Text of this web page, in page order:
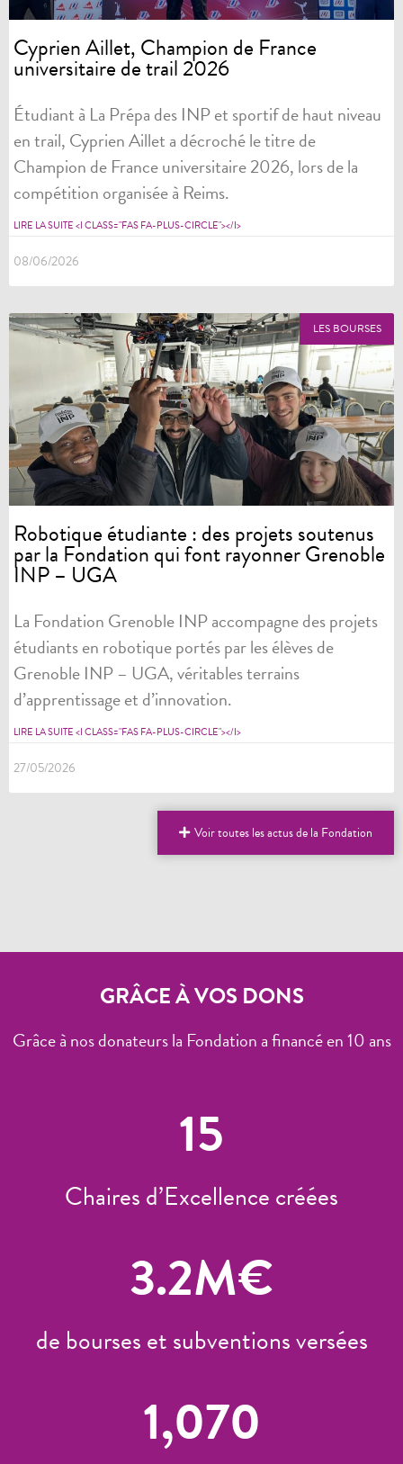
Cyprien Aillet, Champion de France
universitaire de trail 2026
Étudiant à La Prépa des INP et sportif de haut niveau
en trail, Cyprien Aillet a décroché le titre de
Champion de France universitaire 2026, lors de la
compétition organisée à Reims.
LIRE LA SUITE <I CLASS="FAS FA-PLUS-CIRCLE"></I>
08/06/2026
LES BOURSES
Robotique étudiante : des projets soutenus
par la Fondation qui font rayonner Grenoble
INP – UGA
La Fondation Grenoble INP accompagne des projets
étudiants en robotique portés par les élèves de
Grenoble INP – UGA, véritables terrains
d’apprentissage et d’innovation.
LIRE LA SUITE <I CLASS="FAS FA-PLUS-CIRCLE"></I>
27/05/2026
Voir toutes les actus de la Fondation
GRÂCE À VOS DONS
Grâce à nos donateurs la Fondation a financé en 10 ans
15
Chaires d’Excellence créées
3.2M€
de bourses et subventions versées
1,070